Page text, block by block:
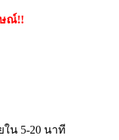
ษณ์!!
ใน 5-20 นาที